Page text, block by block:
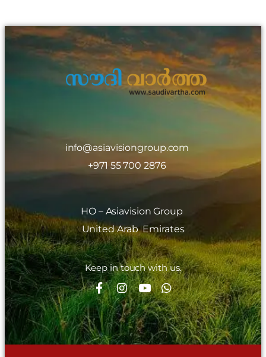
info@asiavisiongroup.com
+971 55 700 2876
HO – Asiavision Group
United Arab Emirates
Keep in touch with us.